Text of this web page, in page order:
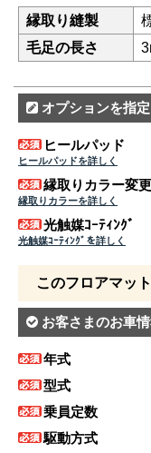
縁取り縫製
毛足の長さ
オプションを指定
ヒールパッド
ヒールパッドを詳しく
縁取りカラー変更
縁取りカラーを詳しく
光触媒ｺｰﾃｨﾝｸﾞ
光触媒ｺｰﾃｨﾝｸﾞを詳しく
このフロアマッ
お客さまのお車
年式
型式
乗員定数
駆動方式